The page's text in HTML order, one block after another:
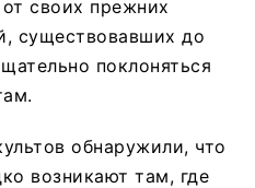
своих прежних
существовавших до
поклоняться
обнаружили, что
возникают там, где